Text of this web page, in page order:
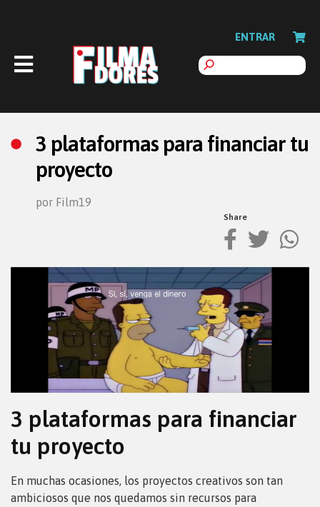
ENTRAR
3 plataformas para financiar tu
proyecto
por Film19
Share
3 plataformas para financiar
tu proyecto
En muchas ocasiones, los proyectos creativos son tan
ambiciosos que nos quedamos sin recursos para